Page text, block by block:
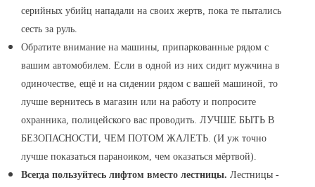
серийных убийц нападали на своих жертв, пока те пытались
сесть за руль.
Обратите внимание на машины, припаркованные рядом с
вашим автомобилем. Если в одной из них сидит мужчина в
одиночестве, ещё и на сидении рядом с вашей машиной, то
лучше вернитесь в магазин или на работу и попросите
охранника, полицейского вас проводить. ЛУЧШЕ БЫТЬ В
БЕЗОПАСНОСТИ, ЧЕМ ПОТОМ ЖАЛЕТЬ. (И уж точно
лучше показаться параноиком, чем оказаться мёртвой).
Всегда пользуйтесь лифтом вместо лестницы. Лестницы -